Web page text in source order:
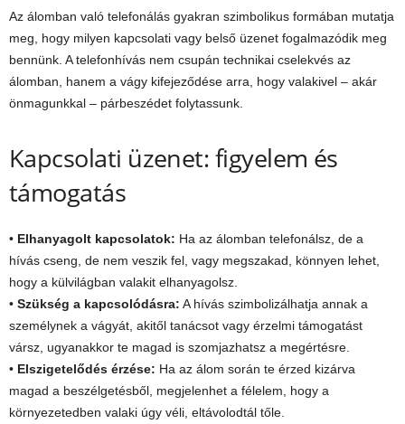
Az álomban való telefonálás gyakran szimbolikus formában mutatja
meg, hogy milyen kapcsolati vagy belső üzenet fogalmazódik meg
bennünk. A telefonhívás nem csupán technikai cselekvés az
álomban, hanem a vágy kifejeződése arra, hogy valakivel – akár
önmagunkkal – párbeszédet folytassunk.
Kapcsolati üzenet: figyelem és
támogatás
• Elhanyagolt kapcsolatok: Ha az álomban telefonálsz, de a
hívás cseng, de nem veszik fel, vagy megszakad, könnyen lehet,
hogy a külvilágban valakit elhanyagolsz.
• Szükség a kapcsolódásra: A hívás szimbolizálhatja annak a
személynek a vágyát, akitől tanácsot vagy érzelmi támogatást
vársz, ugyanakkor te magad is szomjazhatsz a megértésre.
• Elszigetelődés érzése: Ha az álom során te érzed kizárva
magad a beszélgetésből, megjelenhet a félelem, hogy a
környezetedben valaki úgy véli, eltávolodtál tőle.